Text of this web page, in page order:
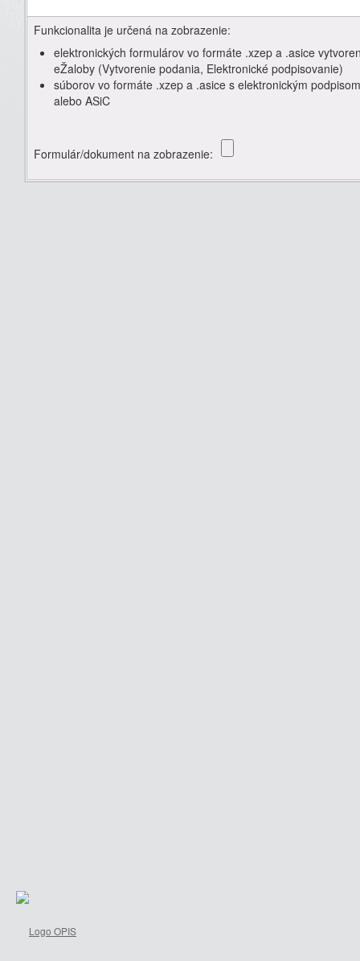
Funkcionalita je určená na zobrazenie:
elektronických formulárov vo formáte .xzep a .asice
eŽaloby (Vytvorenie podania, Elektronické podpisovanie)
súborov vo formáte .xzep a .asice s elektronickým
alebo ASiC
Formulár/dokument na zobrazenie: